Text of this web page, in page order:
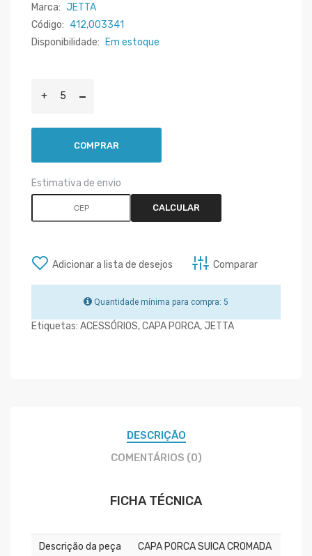
Marca: JETTA
Código: 412,003341
Disponibilidade:
Em estoque
COMPRAR
Estimativa de envio
CALCULAR
Adicionar a lista de desejos Comparar
Quantidade mínima para compra: 5
Etiquetas: ACESSÓRIOS,CAPA PORCA,JETTA
DESCRIÇÃO
COMENTÁRIOS (0)
FICHA TÉCNICA
Descrição da peça
CAPA PORCA SUICA CROMADA